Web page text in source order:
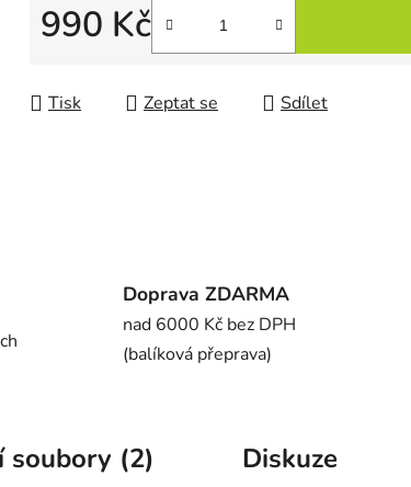
990 Kč
Tisk Zeptat se Sdílet
Doprava ZDARMA
nad 6000 Kč bez DPH
(balíková přeprava)
soubory (2) Diskuze